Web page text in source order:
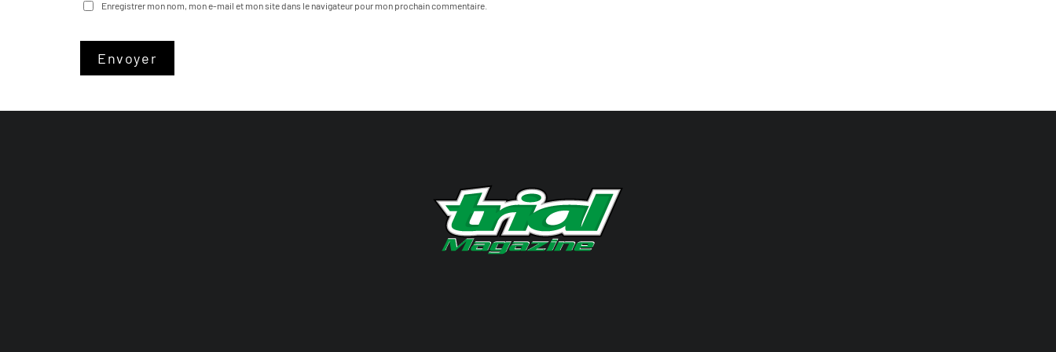
Enregistrer mon nom, mon e-mail et mon site dans le navigateur pour mon prochain commentaire.